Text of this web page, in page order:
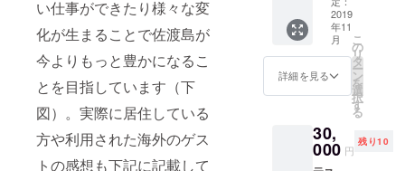
い仕事ができたり様々な変
化が生まることで佐渡島が
今よりもっと豊かになるこ
とを目指しています（下
図）。実際に居住している
方や利用された海外のゲス
トの感想も下記に記載して
は解
体、1日
から8月
6日まで
しなど
準備か
み、
【第2
期】
等仕事
として
15年程
度経験
がりま
す。ま
べる診
断の経
ます！
各種イ
ベント
等使用
方法は
自由
（シェ
チン・
シェア
スペー
2019
年11
月
詳細を見る
こ
の
リ
タ
ー
ン
を
選
択
す
る
30,
000 円
残り10